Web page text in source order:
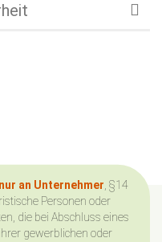
an Unternehmer , §14
Personen oder
die bei Abschluss eines
gewerblichen oder